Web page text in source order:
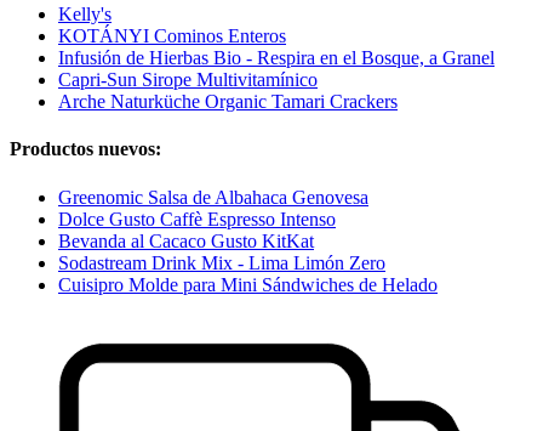
Kelly's
KOTÁNYI Cominos Enteros
Infusión de Hierbas Bio - Respira en el Bosque, a Granel
Capri-Sun Sirope Multivitamínico
Arche Naturküche Organic Tamari Crackers
Productos nuevos:
Greenomic Salsa de Albahaca Genovesa
Dolce Gusto Caffè Espresso Intenso
Bevanda al Cacaco Gusto KitKat
Sodastream Drink Mix - Lima Limón Zero
Cuisipro Molde para Mini Sándwiches de Helado